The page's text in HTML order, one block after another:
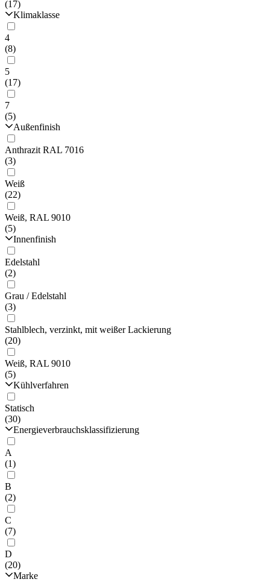
(17)
Klimaklasse
4
(8)
5
(17)
7
(5)
Außenfinish
Anthrazit RAL 7016
(3)
Weiß
(22)
Weiß, RAL 9010
(5)
Innenfinish
Edelstahl
(2)
Grau / Edelstahl
(3)
Stahlblech, verzinkt, mit weißer Lackierung
(20)
Weiß, RAL 9010
(5)
Kühlverfahren
Statisch
(30)
Energieverbrauchsklassifizierung
A
(1)
B
(2)
C
(7)
D
(20)
Marke